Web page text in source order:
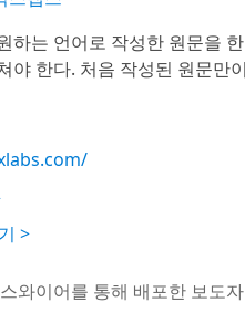
하는 언어로 작성한 원문을
야 한다. 처음 작성된 원문
>
와이어를 통해 배포한 보도